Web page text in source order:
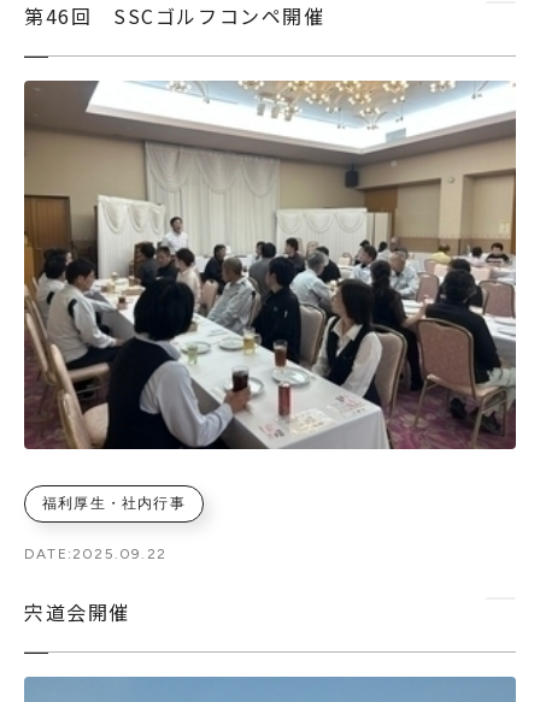
第46回 SSCゴルフコンペ開催
福利厚生・社内行事
DATE: 2025.09.22
宍道会開催